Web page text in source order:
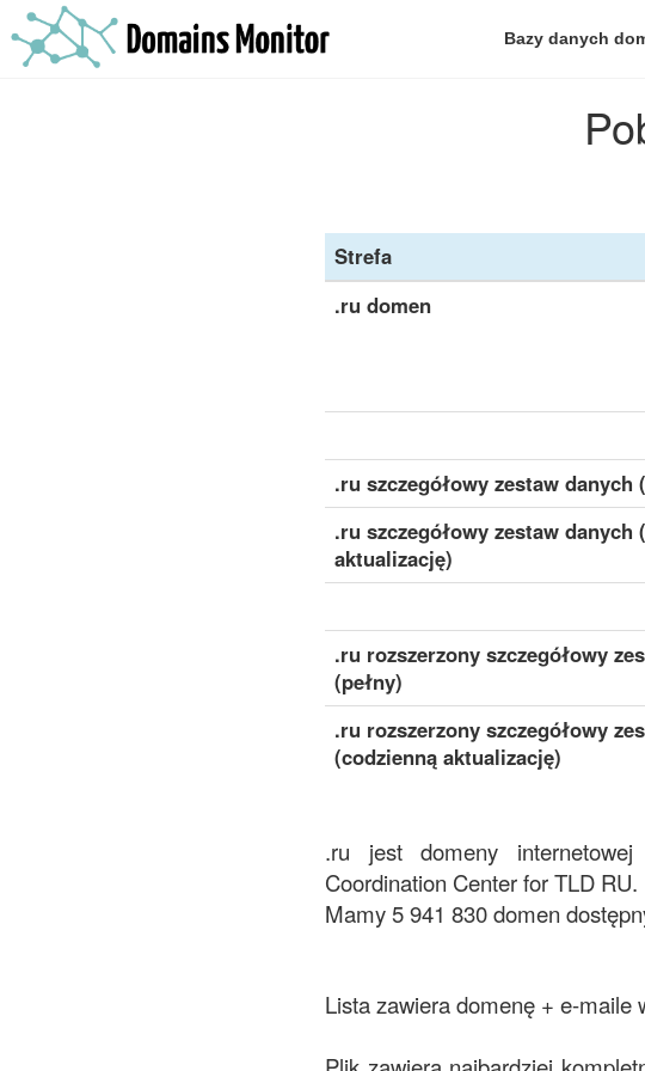
Bazy danych
Strefa
.ru domen
.ru szczegółowy zestaw danych
.ru szczegółowy zestaw danych
aktualizację)
.ru rozszerzony szczegółowy
(pełny)
.ru rozszerzony szczegółowy
(codzienną aktualizację)
.ru jest domeny
Coordination Center for TLD RU.
Mamy 5 941 830 domen
Lista zawiera domenę + e-maile